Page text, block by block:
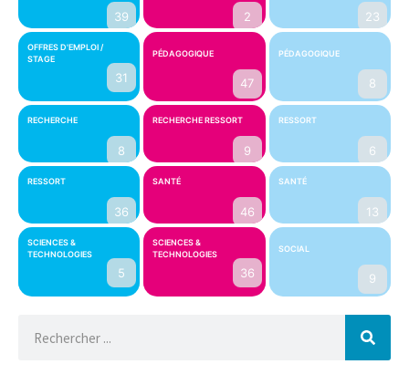
39 2 23
OFFRES D'EMPLOI /
STAGE
31
PÉDAGOGIQUE
47
PÉDAGOGIQUE
8
RECHERCHE
8
RECHERCHE RESSORT
9
RESSORT
6
RESSORT
36
SANTÉ
46
SANTÉ
13
SCIENCES &
TECHNOLOGIES
5
SCIENCES &
TECHNOLOGIES
36
SOCIAL
9